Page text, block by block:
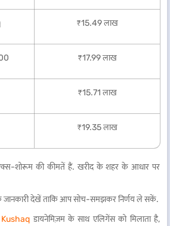
₹15.49 लाख
₹17.99 लाख
₹15.71 लाख
₹19.35 लाख
शोरूम की कीमतें हैं. खरीद के शहर के आधार पर
जानकारी देखें ताकि आप सोच-समझकर निर्णय ले सकें.
डायनेमिज़म के साथ एलिगेंस को मिलाता है,